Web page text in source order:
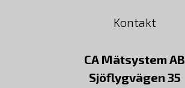
Kontakt
CA Mätsystem AB
Sjöflygvägen 35